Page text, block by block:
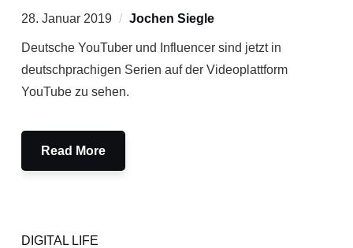
28. Januar 2019 Jochen Siegle
Deutsche YouTuber und Influencer sind jetzt in
deutschprachigen Serien auf der Videoplattform
YouTube zu sehen.
Read More
DIGITAL LIFE